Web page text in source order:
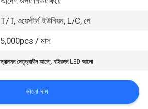
T/T, ওয়েস্টার্ন ইউনিয়ন, L/C, পে
5,000pcs / মাস
স্যামসন নেতৃত্বাধীন আলো,বহিরঙ্গন LED আলো
ভালো দাম